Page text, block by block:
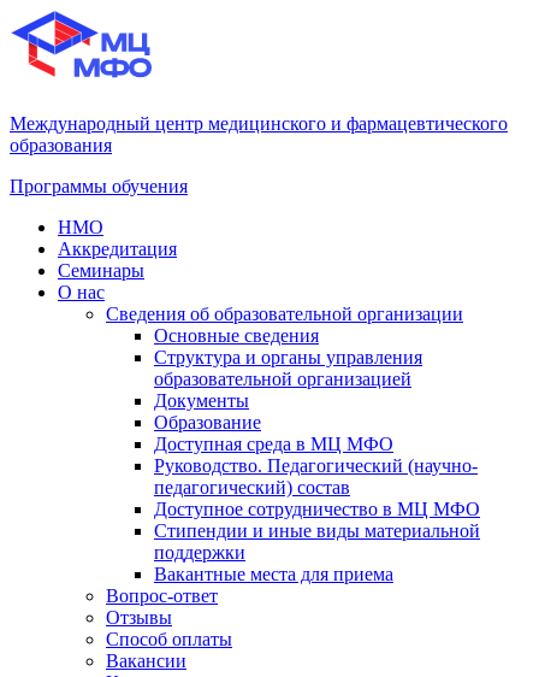
Международный центр медицинского и фармацевтического
образования
Программы обучения
НМО
Аккредитация
Семинары
О нас
Сведения об образовательной организации
Основные сведения
Структура и органы управления
образовательной организацией
Документы
Образование
Доступная среда в МЦ МФО
Руководство. Педагогический (научно-
педагогический) состав
Доступное сотрудничество в МЦ МФО
Стипендии и иные виды материальной
поддержки
Вакантные места для приема
Вопрос-ответ
Отзывы
Способ оплаты
Вакансии